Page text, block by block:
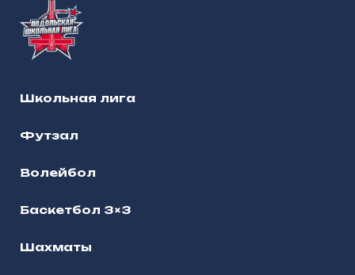
Школьная лига
Футзал
Волейбол
Баскетбол 3×3
Шахматы